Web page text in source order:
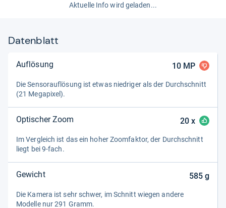
Aktuelle Info wird geladen...
Datenblatt
Auflösung 10MP
Die Sen­sorauf­lö­sung ist etwas nied­ri­ger als der Durch­schnitt
(21 Mega­pi­xel).
Optischer Zoom 20x
Im Ver­gleich ist das ein hoher Zoom­fak­tor, der Durch­schnitt
liegt bei 9-​fach.
Gewicht 585g
Die Kamera ist sehr schwer, im Schnitt wie­gen andere
Modelle nur 291 Gramm.